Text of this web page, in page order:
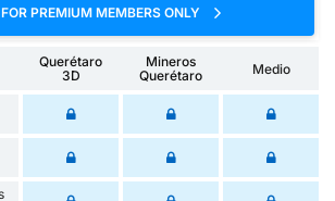
PREMIUM MEMBERS ONLY
Querétaro
3D
Mineros
Querétaro
Medio